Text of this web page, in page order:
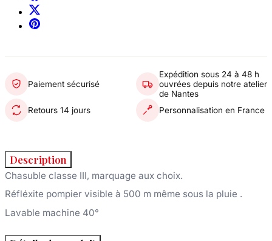
Paiement sécurisé
Expédition sous 24 à 48 h
ouvrées depuis notre atelier
de Nantes
Retours 14 jours
Personnalisation en France
Description
Chasuble classe III, marquage aux choix.
Réfléxite pompier visible à 500 m même sous la pluie .
Lavable machine 40°